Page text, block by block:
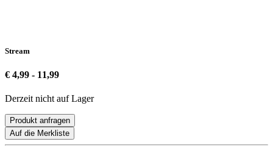
Stream
€ 4,99 - 11,99
Derzeit nicht auf Lager
Produkt anfragen
Auf die Merkliste